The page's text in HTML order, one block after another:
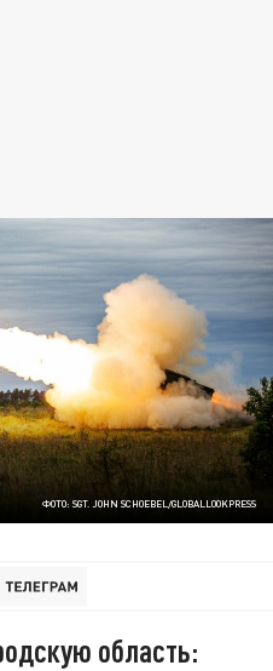
ФОТО: SGT. JOHN SCHOEBEL/GLOBALLOOKPRESS
область: